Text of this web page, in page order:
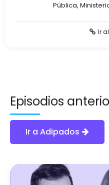
Pública,
Ir
Episodios
Ir a Adipados